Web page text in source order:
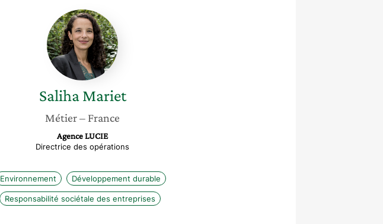
Saliha
Mariet
Saliha Mariet
Métier– France
Agence LUCIE
Directrice des opérations
Environnement Développement durable
Responsabilité sociétale des entreprises